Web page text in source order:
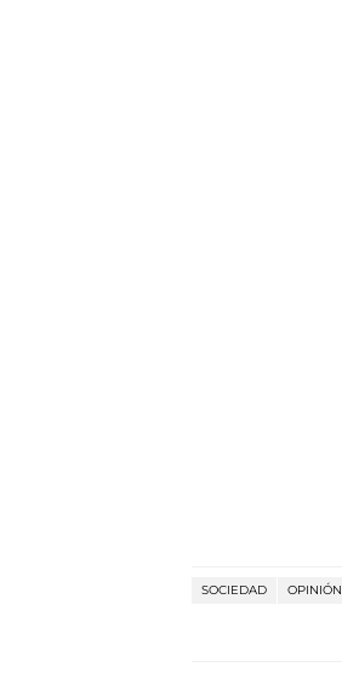
SOCIEDAD OPINIÓN